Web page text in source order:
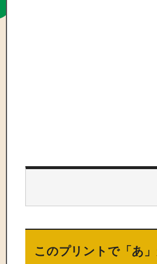
このプリントで「あ